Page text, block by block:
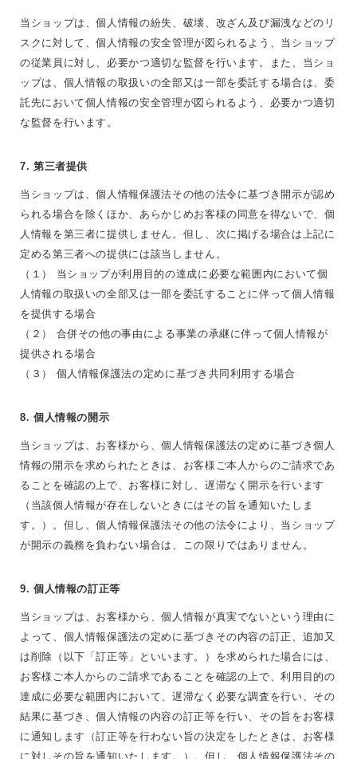
当ショップは、個人情報の紛失、破壊、改ざん及び漏洩などのリ
スクに対して、個人情報の安全管理が図られるよう、当ショップ
の従業員に対し、必要かつ適切な監督を行います。また、当ショ
ップは、個人情報の取扱いの全部又は一部を委託する場合は、委
託先において個人情報の安全管理が図られるよう、必要かつ適切
な監督を行います。
7. 第三者提供
当ショップは、個人情報保護法その他の法令に基づき開示が認め
られる場合を除くほか、あらかじめお客様の同意を得ないで、個
人情報を第三者に提供しません。但し、次に掲げる場合は上記に
定める第三者への提供には該当しません。
（１） 当ショップが利用目的の達成に必要な範囲内において個
人情報の取扱いの全部又は一部を委託することに伴って個人情報
を提供する場合
（２） 合併その他の事由による事業の承継に伴って個人情報が
提供される場合
（３） 個人情報保護法の定めに基づき共同利用する場合
8. 個人情報の開示
当ショップは、お客様から、個人情報保護法の定めに基づき個人
情報の開示を求められたときは、お客様ご本人からのご請求であ
ることを確認の上で、お客様に対し、遅滞なく開示を行います
（当該個人情報が存在しないときにはその旨を通知いたしま
す。）。但し、個人情報保護法その他の法令により、当ショップ
が開示の義務を負わない場合は、この限りではありません。
9. 個人情報の訂正等
当ショップは、お客様から、個人情報が真実でないという理由に
よって、個人情報保護法の定めに基づきその内容の訂正、追加又
は削除（以下「訂正等」といいます。）を求められた場合には、
お客様ご本人からのご請求であることを確認の上で、利用目的の
達成に必要な範囲内において、遅滞なく必要な調査を行い、その
結果に基づき、個人情報の内容の訂正等を行い、その旨をお客様
に通知します（訂正等を行わない旨の決定をしたときは、お客様
に対しその旨を通知いたします。）。但し、個人情報保護法その